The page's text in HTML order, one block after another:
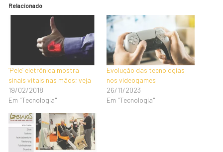
Relacionado
‘Pele’ eletrônica mostra
sinais vitais nas mãos; veja
19/02/2018
Em "Tecnologia"
Evolução das tecnologias
nos videogames
26/11/2023
Em "Tecnologia"